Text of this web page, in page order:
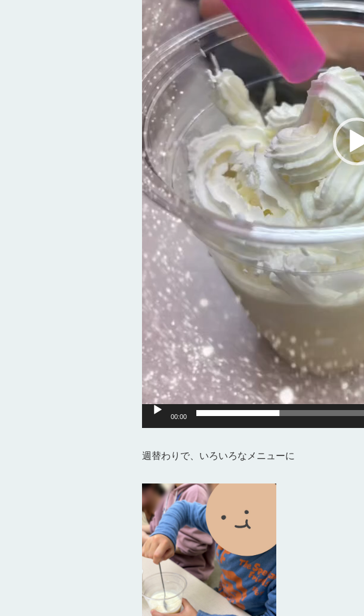
00:00
週替わりで、いろいろなメニューに